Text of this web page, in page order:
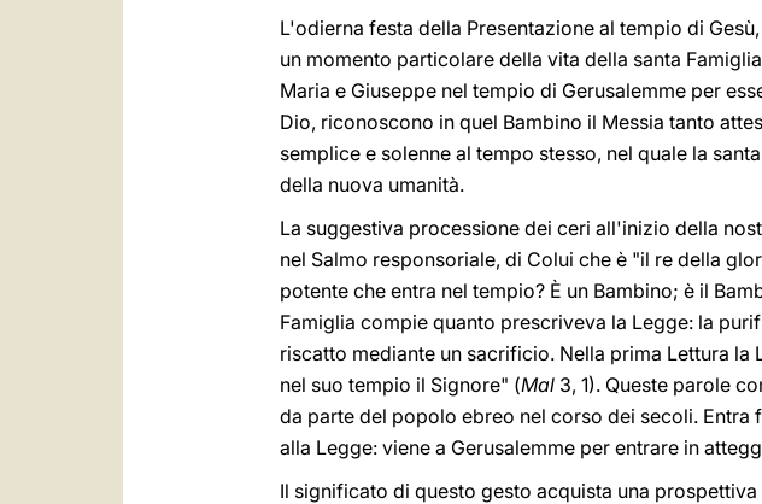
L'odierna festa della Presentazione al tempio di
un momento particolare della vita della santa
Maria e Giuseppe nel tempio di Gerusalemme per
Dio, riconoscono in quel Bambino il Messia tanto
semplice e solenne al tempo stesso, nel quale la
della nuova umanità.
La suggestiva processione dei ceri all'inizio della
nel Salmo responsoriale, di Colui che è "il re della
potente che entra nel tempio? È un Bambino; è il
Famiglia compie quanto prescriveva la Legge: la
riscatto mediante un sacrificio. Nella prima Lettura
nel suo tempio il Signore" (Mal 3, 1). Queste parole
da parte del popolo ebreo nel corso dei secoli.
alla Legge: viene a Gerusalemme per entrare in
Il significato di questo gesto acquista una